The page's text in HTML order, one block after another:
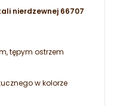
nierdzewnej 66707
tępym ostrzem
w kolorze